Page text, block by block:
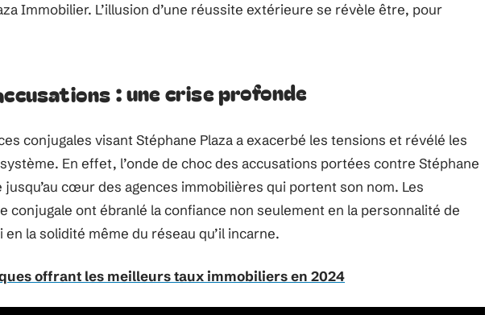
Immobilier. L’illusion d’une réussite extérieure se révèle être, pour
: une crise profonde
conjugales visant Stéphane Plaza a exacerbé les tensions et révélé les
En effet, l’onde de choc des accusations portées contre Stéphane
jusqu’au cœur des agences immobilières qui portent son nom. Les
conjugale ont ébranlé la confiance non seulement en la personnalité de
en la solidité même du réseau qu’il incarne.
offrant les meilleurs taux immobiliers en 2024